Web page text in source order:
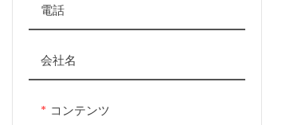
電話
会社名
コンテンツ